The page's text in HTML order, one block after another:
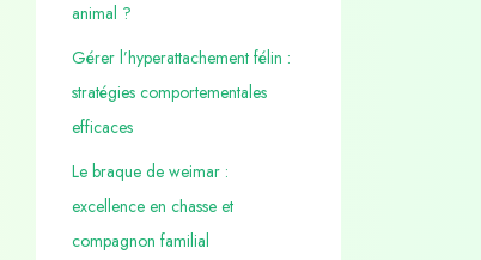
animal ?
Gérer l’hyperattachement félin :
stratégies comportementales
efficaces
Le braque de weimar :
excellence en chasse et
compagnon familial